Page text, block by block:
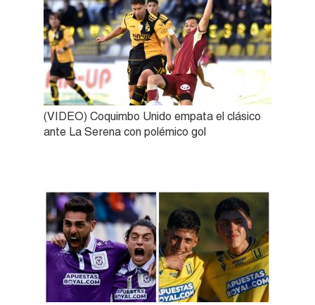
(VIDEO) Coquimbo Unido empata el clásico
ante La Serena con polémico gol